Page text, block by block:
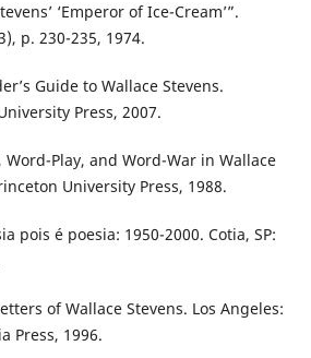
‘Emperor of Ice-Cream’”.
p. 230-235, 1974.
Guide to Wallace Stevens.
Press, 2007.
Word-Play, and Word-War in Wallace
University Press, 1988.
pois é poesia: 1950-2000. Cotia, SP:
of Wallace Stevens. Los Angeles:
Press, 1996.